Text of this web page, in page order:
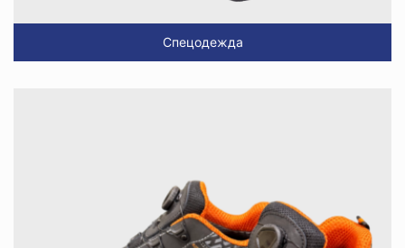
Спецодежда